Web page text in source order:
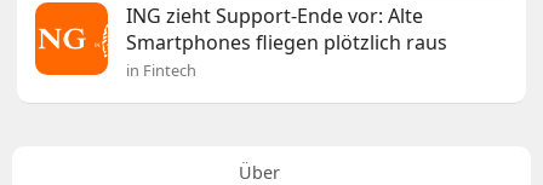
ING zieht Support-Ende vor: Alte
Smartphones fliegen plötzlich raus
in Fintech
Über